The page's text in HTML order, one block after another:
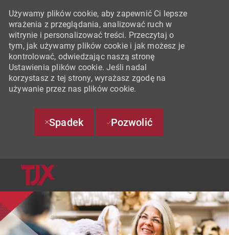
Używamy plików cookie, aby zapewnić Ci lepsze
wrażenia z przeglądania, analizować ruch w
witrynie i personalizować treści. Przeczytaj o
tym, jak używamy plików cookie i jak możesz je
kontrolować, odwiedzając naszą stronę
Ustawienia plików cookie. Jeśli nadal
korzystasz z tej strony, wyrażasz zgodę na
używanie przez nas plików cookie.
Spadek Pozwolić